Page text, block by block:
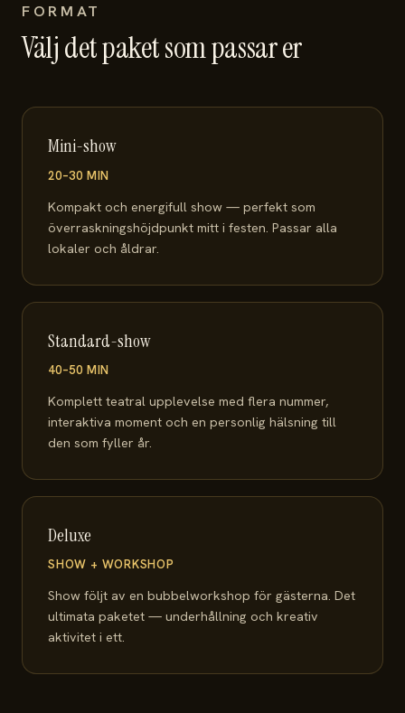
FORMAT
Välj det paket som passar er
Mini-show
20–30 MIN
Kompakt och energifull show — perfekt som
överraskningshöjdpunkt mitt i festen. Passar alla
lokaler och åldrar.
Standard-show
40–50 MIN
Komplett teatral upplevelse med flera nummer,
interaktiva moment och en personlig hälsning till
den som fyller år.
Deluxe
SHOW + WORKSHOP
Show följt av en bubbelworkshop för gästerna. Det
ultimata paketet — underhållning och kreativ
aktivitet i ett.